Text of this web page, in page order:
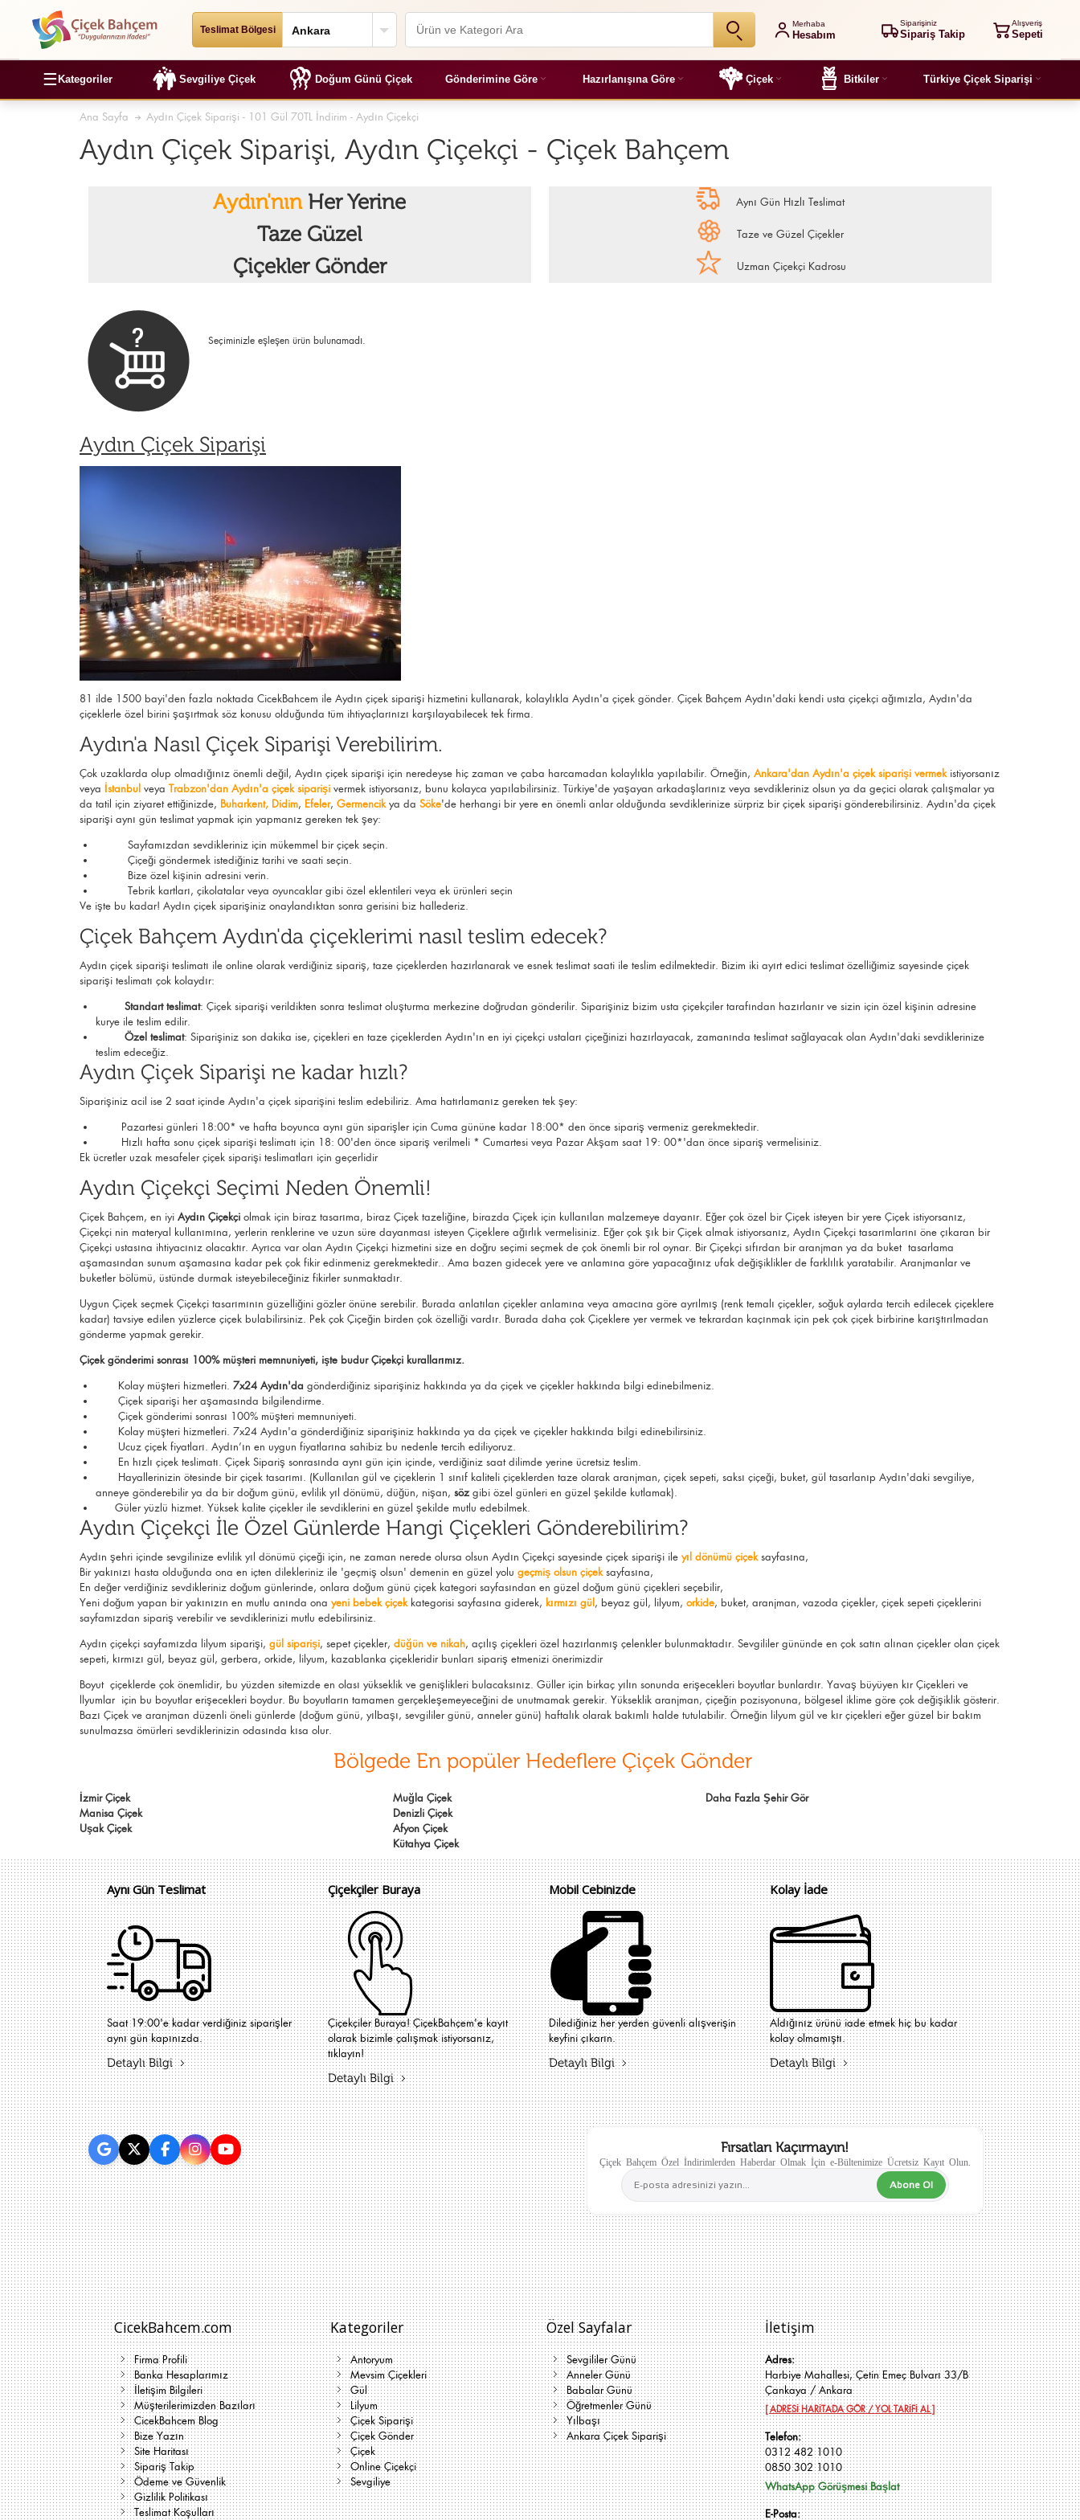
Teslimat Bölgesi
Merhaba
Hesabım
Siparişiniz
Sipariş Takip
Alışveriş
Sepeti
☰ Kategoriler Sevgiliye Çiçek Doğum Günü Çiçek Gönderimine Göre Hazırlanışına Göre Çiçek Bitkiler Türkiye Çiçek Siparişi
Ana Sayfa Aydın Çiçek Siparişi - 101 Gül 70TL İndirim - Aydın Çiçekçi
Aydın Çiçek Siparişi, Aydın Çiçekçi - Çiçek Bahçem
Aydın'nınHer Yerine
Taze Güzel
Çiçekler Gönder
Aynı Gün Hızlı Teslimat
Taze ve Güzel Çiçekler
Uzman Çiçekçi Kadrosu
Seçiminizle eşleşen ürün bulunamadı.
Aydın Çiçek Siparişi
81 ilde 1500 bayi'den fazla noktada CicekBahcem ile Aydın çiçek siparişi hizmetini kullanarak, kolaylıkla Aydın'a çiçek gönder. Çiçek Bahçem Aydın'daki kendi usta çiçekçi ağımızla, Aydın'da
çiçeklerle özel birini şaşırtmak söz konusu olduğunda tüm ihtiyaçlarınızı karşılayabilecek tek firma.
Aydın'a Nasıl Çiçek Siparişi Verebilirim.
Çok uzaklarda olup olmadığınız önemli değil, Aydın çiçek siparişi için neredeyse hiç zaman ve çaba harcamadan kolaylıkla yapılabilir. Örneğin, Ankara'dan Aydın'a çiçek siparişi vermek istiyorsanız
veya İstanbul veya Trabzon'dan Aydın'a çiçek siparişi vermek istiyorsanız, bunu kolayca yapılabilirsiniz. Türkiye'de yaşayan arkadaşlarınız veya sevdikleriniz olsun ya da geçici olarak çalışmalar ya
da tatil için ziyaret ettiğinizde, Buharkent, Didim, Efeler, Germencikya da Söke'de herhangi bir yere en önemli anlar olduğunda sevdiklerinize sürpriz bir çiçek siparişi gönderebilirsiniz. Aydın'da çiçek
siparişi aynı gün teslimat yapmak için yapmanız gereken tek şey:
Sayfamızdan sevdikleriniz için mükemmel bir çiçek seçin.
Çiçeği göndermek istediğiniz tarihi ve saati seçin.
Bize özel kişinin adresini verin.
Tebrik kartları, çikolatalar veya oyuncaklar gibi özel eklentileri veya ek ürünleri seçin
Ve işte bu kadar! Aydın çiçek siparişiniz onaylandıktan sonra gerisini biz hallederiz.
Çiçek Bahçem Aydın'da çiçeklerimi nasıl teslim edecek?
Aydın çiçek siparişi teslimatı ile online olarak verdiğiniz sipariş, taze çiçeklerden hazırlanarak ve esnek teslimat saati ile teslim edilmektedir. Bizim iki ayırt edici teslimat özelliğimiz sayesinde çiçek
siparişi teslimatı çok kolaydır:
Standart teslimat: Çiçek siparişi verildikten sonra teslimat oluşturma merkezine doğrudan gönderilir. Siparişiniz bizim usta çiçekçiler tarafından hazırlanır ve sizin için özel kişinin adresine
kurye ile teslim edilir.
Özel teslimat: Siparişiniz son dakika ise, çiçekleri en taze çiçeklerden Aydın'ın en iyi çiçekçi ustaları çiçeğinizi hazırlayacak, zamanında teslimat sağlayacak olan Aydın'daki sevdiklerinize
teslim edeceğiz.
Aydın Çiçek Siparişi ne kadar hızlı?
Siparişiniz acil ise 2 saat içinde Aydın'a çiçek siparişini teslim edebiliriz. Ama hatırlamanız gereken tek şey:
Pazartesi günleri 18:00* ve hafta boyunca aynı gün siparişler için Cuma gününe kadar 18:00* den önce sipariş vermeniz gerekmektedir.
Hızlı hafta sonu çiçek siparişi teslimatı için 18: 00'den önce sipariş verilmeli * Cumartesi veya Pazar Akşam saat 19: 00*'dan önce sipariş vermelisiniz.
Ek ücretler uzak mesafeler çiçek siparişi teslimatları için geçerlidir
Aydın Çiçekçi Seçimi Neden Önemli!
Çiçek Bahçem, en iyi Aydın Çiçekçi olmak için biraz tasarıma, biraz Çiçek tazeliğine, birazda Çiçek için kullanılan malzemeye dayanır. Eğer çok özel bir Çiçek isteyen bir yere Çiçek istiyorsanız,
Çiçekçi nin materyal kullanımına, yerlerin renklerine ve uzun süre dayanması isteyen Çiçeklere ağırlık vermelisiniz. Eğer çok şık bir Çiçek almak istiyorsanız, Aydın Çiçekçi tasarımlarını öne çıkaran bir
Çiçekçi ustasına ihtiyacınız olacaktır. Ayrıca var olan Aydın Çiçekçi hizmetini size en doğru seçimi seçmek de çok önemli bir rol oynar. Bir Çiçekçi sıfırdan bir aranjman ya da buket tasarlama
aşamasından sunum aşamasına kadar pek çok fikir edinmeniz gerekmektedir.. Ama bazen gidecek yere ve anlamına göre yapacağınız ufak değişiklikler de farklılık yaratabilir. Aranjmanlar ve
buketler bölümü, üstünde durmak isteyebileceğiniz fikirler sunmaktadır.
Uygun Çiçek seçmek Çiçekçi tasarımının güzelliğini gözler önüne serebilir. Burada anlatılan çiçekler anlamına veya amacına göre ayrılmış (renk temalı çiçekler, soğuk aylarda tercih edilecek çiçeklere
kadar) tavsiye edilen yüzlerce çiçek bulabilirsiniz. Pek çok Çiçeğin birden çok özelliği vardır. Burada daha çok Çiçeklere yer vermek ve tekrardan kaçınmak için pek çok çiçek birbirine karıştırılmadan
gönderme yapmak gerekir.
Çiçek gönderimi sonrası 100% müşteri memnuniyeti, işte budur Çiçekçi kurallarımız.
Kolay müşteri hizmetleri. 7x24 Aydın'da gönderdiğiniz siparişiniz hakkında ya da çiçek ve çiçekler hakkında bilgi edinebilmeniz.
Çiçek siparişi her aşamasında bilgilendirme.
Çiçek gönderimi sonrası 100% müşteri memnuniyeti.
Kolay müşteri hizmetleri. 7x24 Aydın'a gönderdiğiniz siparişiniz hakkında ya da çiçek ve çiçekler hakkında bilgi edinebilirsiniz.
Ucuz çiçek fiyatları. Aydın’ın en uygun fiyatlarına sahibiz bu nedenle tercih ediliyoruz.
En hızlı çiçek teslimatı. Çiçek Sipariş sonrasında aynı gün için içinde, verdiğiniz saat dilimde yerine ücretsiz teslim.
Hayallerinizin ötesinde bir çiçek tasarımı. (Kullanılan gül ve çiçeklerin 1 sınıf kaliteli çiçeklerden taze olarak aranjman, çiçek sepeti, saksı çiçeği, buket, gül tasarlanıp Aydın'daki sevgiliye,
anneye gönderebilir ya da bir doğum günü, evlilik yıl dönümü, düğün, nişan, sözgibi özel günleri en güzel şekilde kutlamak).
Güler yüzlü hizmet. Yüksek kalite çiçekler ile sevdiklerini en güzel şekilde mutlu edebilmek.
Aydın Çiçekçi İle Özel Günlerde Hangi Çiçekleri Gönderebilirim?
Aydın şehri içinde sevgilinize evlilik yıl dönümü çiçeği için, ne zaman nerede olursa olsun Aydın Çiçekçi sayesinde çiçek siparişi ile yıl dönümü çiçeksayfasına,
Bir yakınızı hasta olduğunda ona en içten dilekleriniz ile 'geçmiş olsun' demenin en güzel yolu geçmiş olsun çiçeksayfasına,
En değer verdiğiniz sevdikleriniz doğum günlerinde, onlara doğum günü çiçek kategori sayfasından en güzel doğum günü çiçekleri seçebilir,
Yeni doğum yapan bir yakınızın en mutlu anında ona yeni bebek çiçek kategorisi sayfasına giderek, kırmızı gül , beyaz gül, lilyum, orkide, buket, aranjman, vazoda çiçekler, çiçek sepeti çiçeklerini
sayfamızdan sipariş verebilir ve sevdiklerinizi mutlu edebilirsiniz.
Aydın çiçekçi sayfamızda lilyum siparişi, gül siparişi, sepet çiçekler, düğün ve nikah, açılış çiçekleri özel hazırlanmış çelenkler bulunmaktadır. Sevgililer gününde en çok satın alınan çiçekler olan çiçek
sepeti, kırmızı gül, beyaz gül, gerbera, orkide, lilyum, kazablanka çiçekleridir bunları sipariş etmenizi önerimizdir
Boyut çiçeklerde çok önemlidir, bu yüzden sitemizde en olası yükseklik ve genişlikleri bulacaksınız. Güller için birkaç yılın sonunda erişecekleri boyutlar bunlardır. Yavaş büyüyen kır Çiçekleri ve
llyumlar için bu boyutlar erişecekleri boydur. Bu boyutların tamamen gerçekleşemeyeceğini de unutmamak gerekir. Yükseklik aranjman, çiçeğin pozisyonuna, bölgesel iklime göre çok değişiklik gösterir.
Bazı Çiçek ve aranjman düzenli öneli günlerde (doğum günü, yılbaşı, sevgililer günü, anneler günü) haftalık olarak bakımlı halde tutulabilir. Örneğin lilyum gül ve kır çiçekleri eğer güzel bir bakım
sunulmazsa ömürleri sevdiklerinizin odasında kısa olur.
Bölgede En popüler Hedeflere Çiçek Gönder
İzmir Çiçek
Manisa Çiçek
Uşak Çiçek
Muğla Çiçek
Denizli Çiçek
Afyon Çiçek
Kütahya Çiçek
Daha Fazla Şehir Gör
Aynı Gün Teslimat
Saat 19:00'e kadar verdiğiniz siparişler
aynı gün kapınızda.
Detaylı Bilgi
Çiçekçiler Buraya
Çiçekçiler Buraya! ÇiçekBahçem'e kayıt
olarak bizimle çalışmak istiyorsanız,
tıklayın!
Detaylı Bilgi
Mobil Cebinizde
Dilediğiniz her yerden güvenli alışverişin
keyfini çıkarın.
Detaylı Bilgi
Kolay İade
Aldığınız ürünü iade etmek hiç bu kadar
kolay olmamıştı.
Detaylı Bilgi
Fırsatları Kaçırmayın!
Çiçek Bahçem Özel İndirimlerden Haberdar Olmak İçin e-Bültenimize Ücretsiz Kayıt Olun.
Abone Ol
CicekBahcem.com
Firma Profili
Banka Hesaplarımız
İletişim Bilgileri
Müşterilerimizden Bazıları
CicekBahcem Blog
Bize Yazın
Site Haritası
Sipariş Takip
Ödeme ve Güvenlik
Gizlilik Politikası
Teslimat Koşulları
Kategoriler
Antoryum
Mevsim Çiçekleri
Gül
Lilyum
Çiçek Siparişi
Çiçek Gönder
Çiçek
Online Çiçekçi
Sevgiliye
Özel Sayfalar
Sevgililer Günü
Anneler Günü
Babalar Günü
Öğretmenler Günü
Yılbaşı
Ankara Çiçek Siparişi
İletişim
Adres:
Harbiye Mahallesi, Çetin Emeç Bulvarı 33/B
Çankaya / Ankara
[ ADRESİ HARİTADA GÖR / YOL TARİFİ AL ]
Telefon:
0312 482 1010
0850 302 1010
WhatsApp Görüşmesi Başlat
E-Posta: